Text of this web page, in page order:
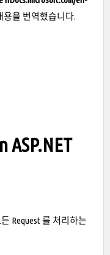
용을 번역했습니다.
Request 를 처리하는